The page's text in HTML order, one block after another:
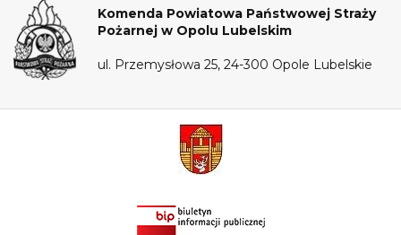
Komenda Powiatowa Państwowej Straży
Pożarnej w Opolu Lubelskim
ul. Przemysłowa 25, 24-300 Opole Lubelskie